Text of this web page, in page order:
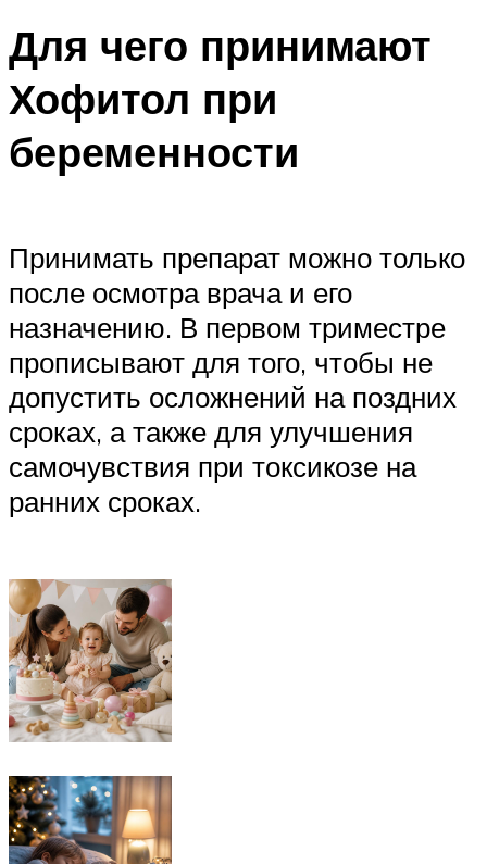
Для чего принимают
Хофитол при
беременности
Принимать препарат можно только
после осмотра врача и его
назначению. В первом триместре
прописывают для того, чтобы не
допустить осложнений на поздних
сроках, а также для улучшения
самочувствия при токсикозе на
ранних сроках.